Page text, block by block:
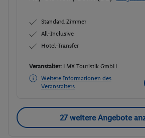
Standard Zimmer
All-Inclusive
Hotel-Transfer
Veranstalter: LMX Touristik GmbH
Weitere Informationen des
Veranstalters
27 weitere Angebote